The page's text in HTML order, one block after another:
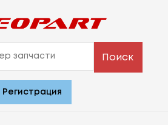
Поиск
Регистрация